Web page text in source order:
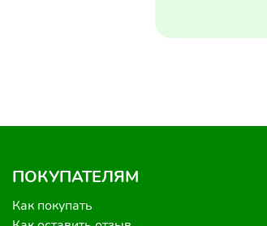
ПОКУПАТЕЛЯМ
Как покупать